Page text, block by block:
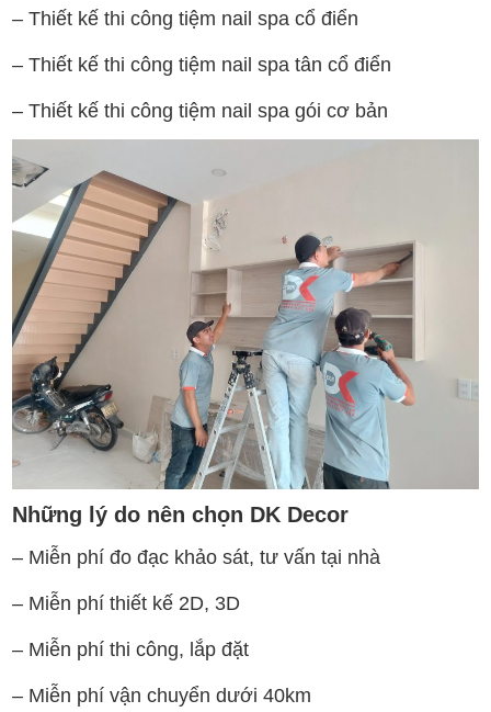
– Thiết kế thi công tiệm nail spa cổ điển
– Thiết kế thi công tiệm nail spa tân cổ điển
– Thiết kế thi công tiệm nail spa gói cơ bản
Những lý do nên chọn DK Decor
– Miễn phí đo đạc khảo sát, tư vấn tại nhà
– Miễn phí thiết kế 2D, 3D
– Miễn phí thi công, lắp đặt
– Miễn phí vận chuyển dưới 40km